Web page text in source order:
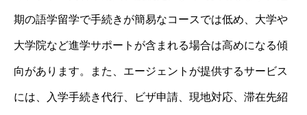
期の語学留学で手続きが簡易なコースでは低め、大学や
大学院など進学サポートが含まれる場合は高めになる傾
向があります。また、エージェントが提供するサービス
には、入学手続き代行、ビザ申請、現地対応、滞在先紹